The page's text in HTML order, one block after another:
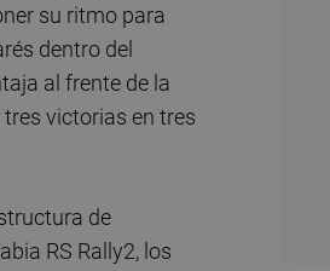
su ritmo para
dentro del
al frente de la
victorias en tres
de
RS Rally2, los